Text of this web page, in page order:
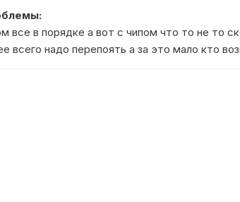
все в порядке а вот с чипом что то не то
всего надо перепоять а за это мало кто